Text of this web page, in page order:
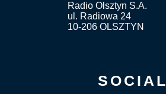
Radio Olsztyn S.A.
ul. Radiowa 24
10-206 OLSZTYN
SOCIAL